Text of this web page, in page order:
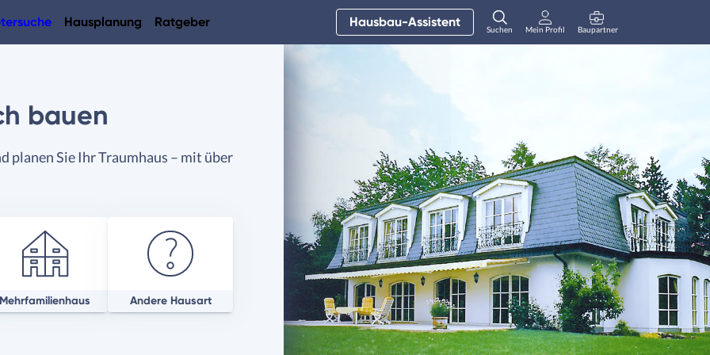
Hausplanung Ratgeber Hausbau-Assistent Suchen Mein Profil
Anmelden
Baupartner
bauen
planen Sie Ihr Traumhaus – mit über
Mehrfamilienhaus Andere Hausart